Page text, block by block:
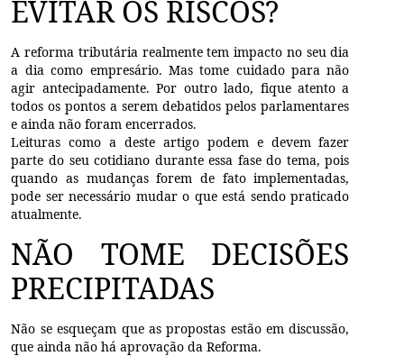
EVITAR OS RISCOS?
A reforma tributária realmente tem impacto no seu dia
a dia como empresário. Mas tome cuidado para não
agir antecipadamente. Por outro lado, fique atento a
todos os pontos a serem debatidos pelos parlamentares
e ainda não foram encerrados.
Leituras como a deste artigo podem e devem fazer
parte do seu cotidiano durante essa fase do tema, pois
quando as mudanças forem de fato implementadas,
pode ser necessário mudar o que está sendo praticado
atualmente.
NÃO TOME DECISÕES
PRECIPITADAS
Não se esqueçam que as propostas estão em discussão,
que ainda não há aprovação da Reforma.